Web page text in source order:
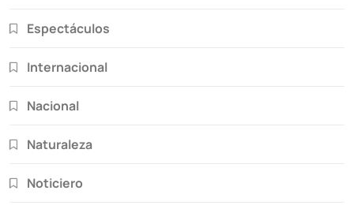
Espectáculos
Internacional
Nacional
Naturaleza
Noticiero